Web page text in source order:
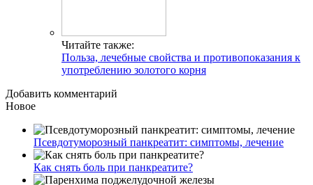
Читайте также:
Польза, лечебные свойства и противопоказания к
употреблению золотого корня
Добавить комментарий
Новое
Псевдотуморозный панкреатит: симптомы, лечение
Как снять боль при панкреатите?